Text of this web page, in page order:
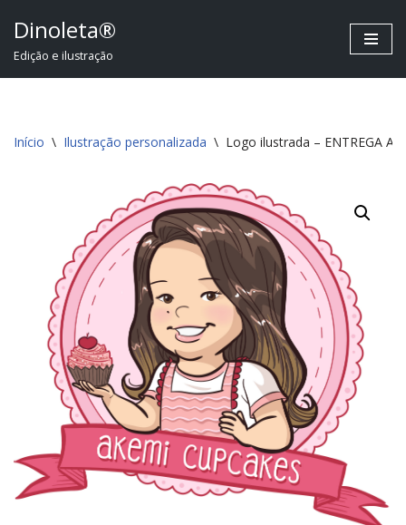
Pular
Dinoleta®
Edição e ilustração
Início \ Ilustração personalizada \ Logo ilustrada – ENTREGA